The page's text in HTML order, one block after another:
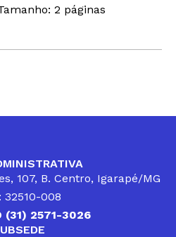
2 páginas
107, B. Centro, Igarapé/MG
32510-008
(31) 2571-3026